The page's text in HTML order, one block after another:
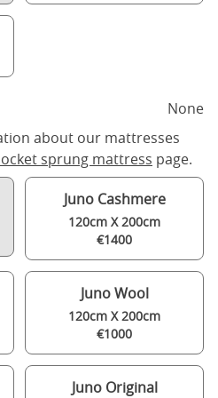
None
about our mattresses
sprung mattress page.
Juno Cashmere
120cm X 200cm
€1400
Juno Wool
120cm X 200cm
€1000
Juno Original